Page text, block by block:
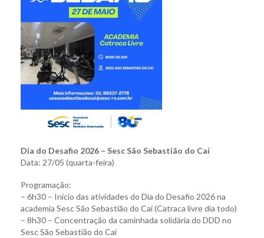
Dia do Desafio 2026 – Sesc São Sebastião do Caí
Data: 27/05 (quarta-feira)
Programação:
– 6h30 – Início das atividades do Dia do Desafio 2026 na
academia Sesc São Sebastião do Caí (Catraca livre dia todo)
– 8h30 – Concentração da caminhada solidária do DDD no
Sesc São Sebastião do Caí